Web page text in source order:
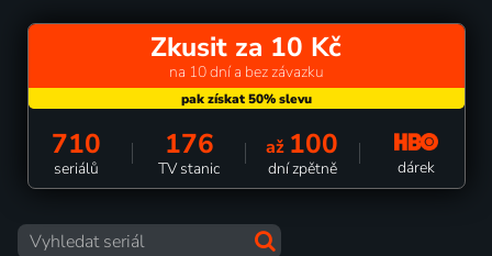
Zkusit za 10 Kč
na 10 dní a bez závazku
710
seriálů
176
TV stanic
až 100
dní zpětně dárek